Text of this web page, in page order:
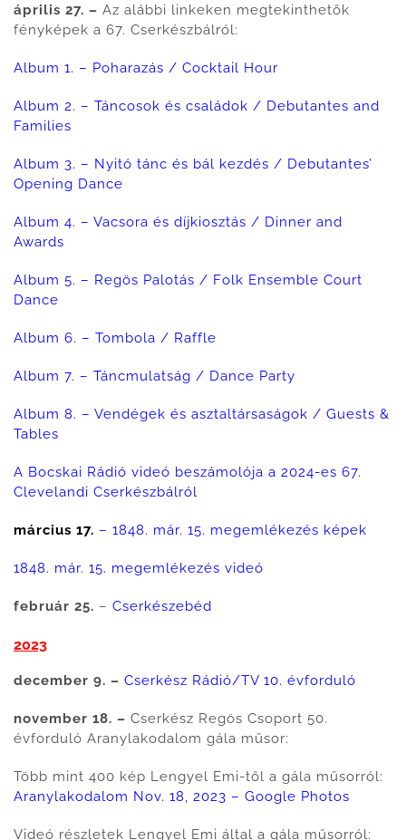
április 27. – Az alábbi linkeken megtekinthetők
fényképek a 67. Cserkészbálról:
Album 1. – Poharazás / Cocktail Hour
Album 2. – Táncosok és családok / Debutantes and
Families
Album 3. – Nyitó tánc és bál kezdés / Debutantes’
Opening Dance
Album 4. – Vacsora és díjkiosztás / Dinner and
Awards
Album 5. – Regös Palotás / Folk Ensemble Court
Dance
Album 6. – Tombola / Raffle
Album 7. – Táncmulatság / Dance Party
Album 8. – Vendégek és asztaltársaságok / Guests &
Tables
A Bocskai Rádió videó beszámolója a 2024-es 67.
Clevelandi Cserkészbálról
március 17. – 1848. már. 15. megemlékezés képek
1848. már. 15. megemlékezés videó
február 25. – Cserkészebéd
2023
december 9. – Cserkész Rádió/TV 10. évforduló
november 18. – Cserkész Regös Csoport 50.
évforduló Aranylakodalom gála műsor:
Több mint 400 kép Lengyel Emi-től a gála műsorról:
Aranylakodalom Nov. 18, 2023 – Google Photos
Videó részletek Lengyel Emi által a gála műsorról: